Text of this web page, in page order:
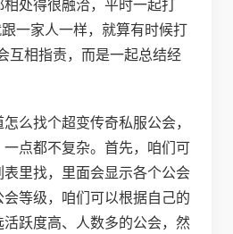
处得很融洽，平时一起打
一家人一样，就算有时候打
互相指责，而是一起总结经
么找个超变传奇私服公会，
点都不复杂。首先，咱们可
里找，里面会显示各个公会
等级，咱们可以根据自己的
跃度高、人数多的公会，然